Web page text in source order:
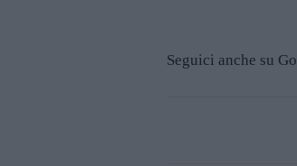
Seguici anche su